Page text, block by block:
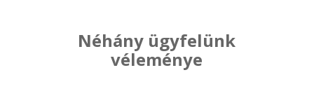
Néhány ügyfelünk
véleménye